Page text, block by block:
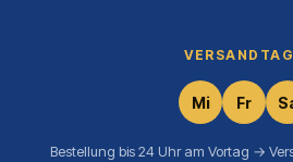
Mi Fr
Bestellung bis 24 Uhr am Vortag →